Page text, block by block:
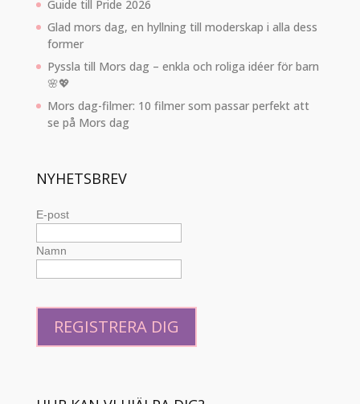
Guide till Pride 2026
Glad mors dag, en hyllning till moderskap i alla dess
former
Pyssla till Mors dag – enkla och roliga idéer för barn
🌸💖
Mors dag-filmer: 10 filmer som passar perfekt att
se på Mors dag
NYHETSBREV
E-post
Namn